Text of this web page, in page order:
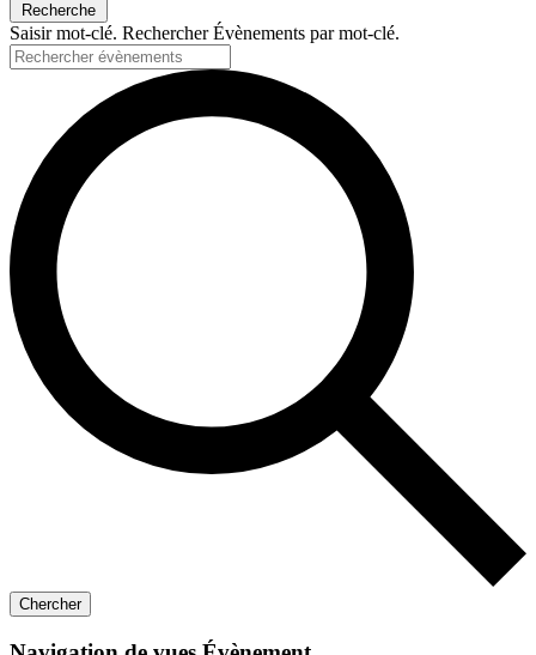
Recherche
Saisir mot-clé. Rechercher Évènements par mot-clé.
Chercher